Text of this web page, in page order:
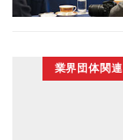
業界団体関連